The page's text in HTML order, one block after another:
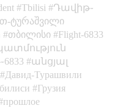
Tbilisi
Դավիթ֊
ტურაშვილი
თბილისი
Flight-6833
անցյալ
Давид-Турашвили
Грузия
прошлое